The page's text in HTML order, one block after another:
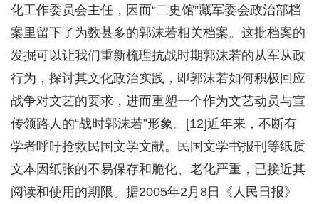
化工作委员会主任，因而“二史馆”藏军委会政治部档
案里留下了为数甚多的郭沫若相关档案。这批档案的
发掘可以让我们重新梳理抗战时期郭沫若的从军从政
行为，探讨其文化政治实践，即郭沫若如何积极回应
战争对文艺的要求，进而重塑一个作为文艺动员与宣
传领路人的“战时郭沫若”形象。[12]近年来，不断有
学者呼吁抢救民国文学文献。民国文学书报刊等纸质
文本因纸张的不易保存和脆化、老化严重，已接近其
阅读和使用的期限。据2005年2月8日《人民日报》